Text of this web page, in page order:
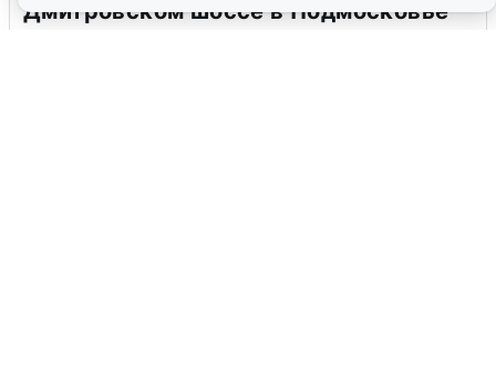
Дмитровском шоссе в Подмосковье